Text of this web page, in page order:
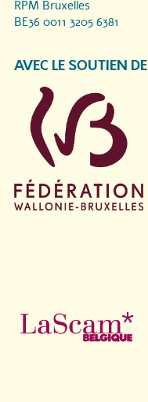
RPM Bruxelles
BE36 0011 3205 6381
AVEC LE SOUTIEN DE